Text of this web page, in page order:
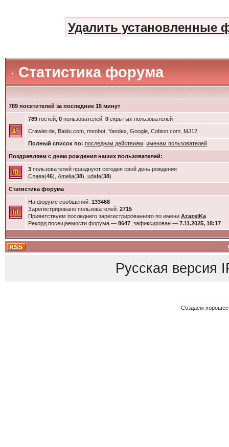
Удалить установленные
Статистика форума
789 посетителей за последние 15 минут
789гостей, 0пользователей, 0скрытых пользователей
Crawler.de, Baidu.com, msnbot, Yandex, Google, Cobion.com, MJ12
Полный список по: последним действиям именам пользователей
Поздравляем с днем рождения наших пользователей:
3пользователей празднуют сегодня свой день рождения
Слава(46), Amelia(38), udafa(38)
Статистика форума
На форуме сообщений: 133468
Зарегистрировано пользователей: 2715
Приветствуем последнего зарегистрированного по имени AzazelKa
Рекорд посещаемости форума — 8647, зафиксирован — 7.11.2025, 18:17
Русская версия
Создаем